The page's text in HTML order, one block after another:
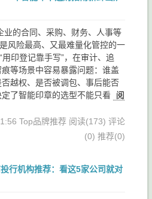
业的合同、采购、财务、人事等
风险最高、又最难量化管控的一
用印登记靠手写”，在审计、追
等场景中容易暴露问题：谁盖
越权、是否被调包、事后能否
了智能印章的选型不能只看
阅
Top品牌推荐 阅读(173) 评论
(0) 推荐(0)
行机构推荐：看这5家公司就对